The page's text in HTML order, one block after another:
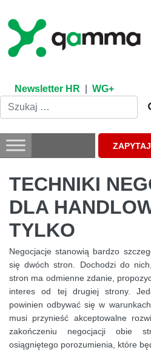
content
Newsletter HR WG+
TECHNIKI
DLA
TYLKO
Negocjacje stanowią bardzo
się dwóch stron. Dochodzi do
stron ma odmienne zdanie,
interes od tej drugiej strony.
powinien odbywać się w
musi przynieść akceptowalne
zakończeniu negocjacji obie
osiągniętego porozumienia, które